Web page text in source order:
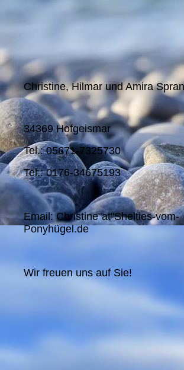
Christine, Hilmar und Amira
34369 Hofgeismar
Tel.: 05671-7325730
Tel.: 0176-34675193
Email: Christine"at"Shelties-vom-
Ponyhügel.de
Wir freuen uns auf Sie!